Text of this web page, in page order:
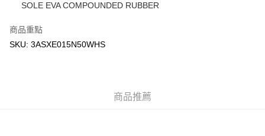
WeChat Pay
SOLE EVA COMPOUNDED RUBBER
商品重點
SKU: 3ASXE015N50WHS
商品推薦